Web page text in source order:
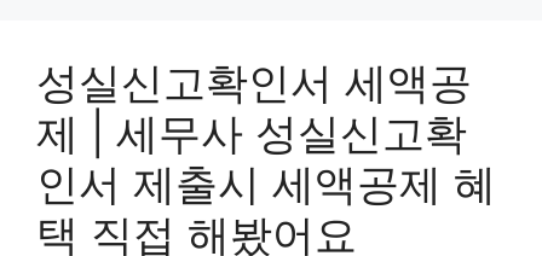
성실신고확인서 세액공
제 | 세무사 성실신고확
인서 제출시 세액공제 혜
택 직접 해봤어요